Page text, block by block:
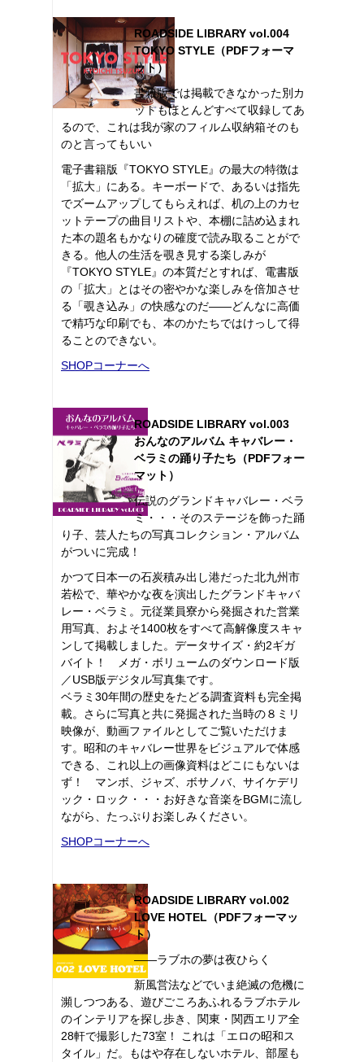
ROADSIDE LIBRARY vol.004
TOKYO STYLE（PDFフォーマ
ット）
書籍版では掲載できなかった別カ
ットもほとんどすべて収録してあ
るので、これは我が家のフィルム収納箱そのも
のと言ってもいい
電子書籍版『TOKYO STYLE』の最大の特徴は
「拡大」にある。キーボードで、あるいは指先
でズームアップしてもらえれば、机の上のカセ
ットテープの曲目リストや、本棚に詰め込まれ
た本の題名もかなりの確度で読み取ることがで
きる。他人の生活を覗き見する楽しみが
『TOKYO STYLE』の本質だとすれば、電書版
の「拡大」とはその密やかな楽しみを倍加させ
る「覗き込み」の快感なのだ――どんなに高価
で精巧な印刷でも、本のかたちではけっして得
ることのできない。
SHOPコーナーへ
ROADSIDE LIBRARY vol.003
おんなのアルバム キャバレー・
ベラミの踊り子たち（PDFフォー
マット）
伝説のグランドキャバレー・ベラ
ミ・・・そのステージを飾った踊
り子、芸人たちの写真コレクション・アルバム
がついに完成！
かつて日本一の石炭積み出し港だった北九州市
若松で、華やかな夜を演出したグランドキャバ
レー・ベラミ。元従業員寮から発掘された営業
用写真、およそ1400枚をすべて高解像度スキャ
ンして掲載しました。データサイズ・約2ギガ
バイト！ メガ・ボリュームのダウンロード版
／USB版デジタル写真集です。
ベラミ30年間の歴史をたどる調査資料も完全掲
載。さらに写真と共に発掘された当時の８ミリ
映像が、動画ファイルとしてご覧いただけま
す。昭和のキャバレー世界をビジュアルで体感
できる、これ以上の画像資料はどこにもないは
ず！ マンボ、ジャズ、ボサノバ、サイケデリ
ック・ロック・・・お好きな音楽をBGMに流し
ながら、たっぷりお楽しみください。
SHOPコーナーへ
ROADSIDE LIBRARY vol.002
LOVE HOTEL（PDFフォーマッ
ト）
――ラブホの夢は夜ひらく
新風営法などでいま絶滅の危機に
瀕しつつある、遊びごころあふれるラブホテル
のインテリアを探し歩き、関東・関西エリア全
28軒で撮影した73室！ これは「エロの昭和ス
タイル」だ。もはや存在しないホテル、部屋も